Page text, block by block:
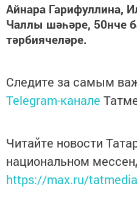
Айнара Гарифуллина,
Чаллы шәһәре, 50нче
тәрбиячеләре.
Следите за самым
Telegram-канале
Читайте новости
национальном
https://max.ru/tatmedia